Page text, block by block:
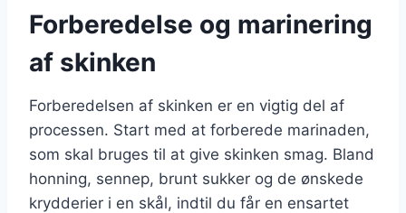
Forberedelse og marinering
af skinken
Forberedelsen af skinken er en vigtig del af
processen. Start med at forberede marinaden,
som skal bruges til at give skinken smag. Bland
honning, sennep, brunt sukker og de ønskede
krydderier i en skål, indtil du får en ensartet